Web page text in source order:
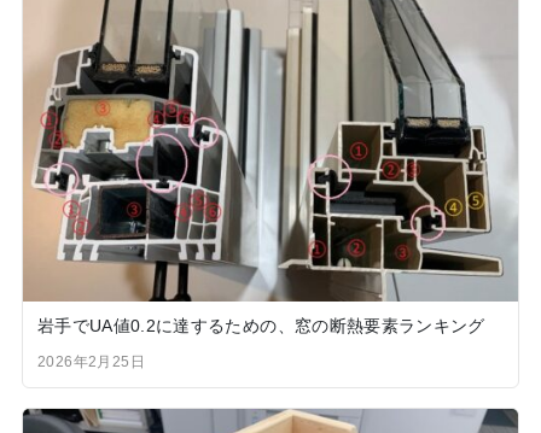
岩手でUA値0.2に達するための、窓の断熱要素ランキング
2026年2月25日